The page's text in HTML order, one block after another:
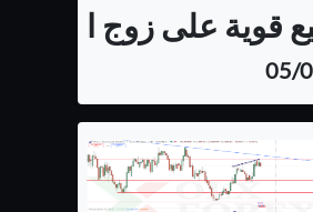
قوية على زوج اليورو